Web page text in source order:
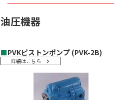
油圧機器
■PVKピストンポンプ (PVK-2B)
詳細はこちら